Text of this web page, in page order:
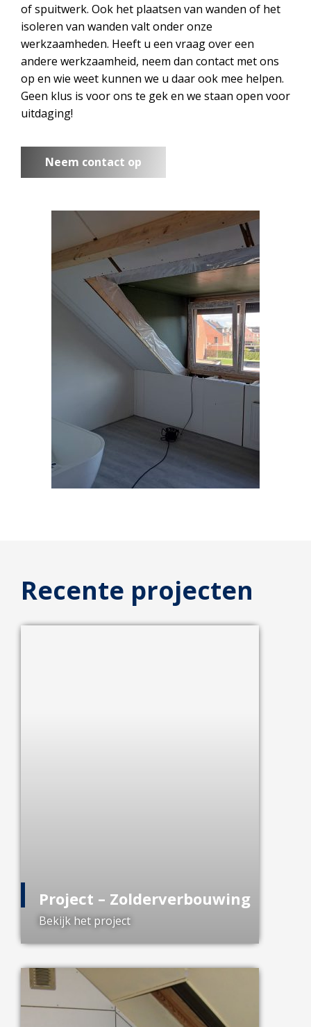
of spuitwerk. Ook het plaatsen van wanden of het
isoleren van wanden valt onder onze
werkzaamheden. Heeft u een vraag over een
andere werkzaamheid, neem dan contact met ons
op en wie weet kunnen we u daar ook mee helpen.
Geen klus is voor ons te gek en we staan open voor
uitdaging!
Neem contact op
Recente projecten
Project – Zolderverbouwing
Bekijk het project